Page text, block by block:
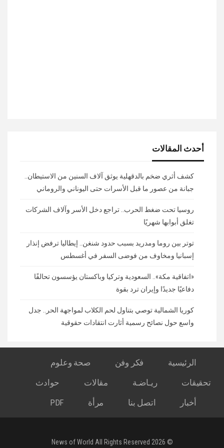
أحدث المقالات
كشف أثري ضخم بالدقهلية يوثق آلاف السنين من الاستيطان..
جبانة من عصور ما قبل الأسرات حتى اليوناني والروماني
روسيا تحت ضغط الحرب.. تراجع دخل الأسر وآلاف الشركات
تغلق أبوابها شهريًا
توتر بين روما ومدريد بسبب حدود شنغن.. إيطاليا ترفض إنذار
إسبانيا ومخاوف من فوضى السفر في أغسطس
«اتفاقية مكة».. السعودية وتركيا وباكستان يؤسسون تحالفًا
دفاعيًا جديدًا وإيران ترد بقوة
كوريا الشمالية توصي بتناول لحم الكلاب لمواجهة الحر.. جدل
واسع حول نصائح رسمية أثارت انتقادات حقوقية
الرئيسية فكر وفن
صحة وعلوم
تحقيقات
ريـاضـة مقالات
حوادث
أخبار
اتصل بنا مرأة PDF
© 2026 News of World All Rights Reserved